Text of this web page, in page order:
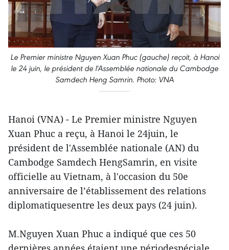
Le Premier ministre Nguyen Xuan Phuc (gauche) reçoit, à Hanoi
le 24 juin, le président de l'Assemblée nationale du Cambodge
Samdech Heng Samrin. Photo: VNA
Hanoi (VNA) - Le Premier ministre Nguyen
Xuan Phuc a reçu, à Hanoi le 24juin, le
président de l'Assemblée nationale (AN) du
Cambodge Samdech HengSamrin, en visite
officielle au Vietnam, à l'occasion du 50e
anniversaire de l’établissement des relations
diplomatiquesentre les deux pays (24 juin).
M.Nguyen Xuan Phuc a indiqué que ces 50